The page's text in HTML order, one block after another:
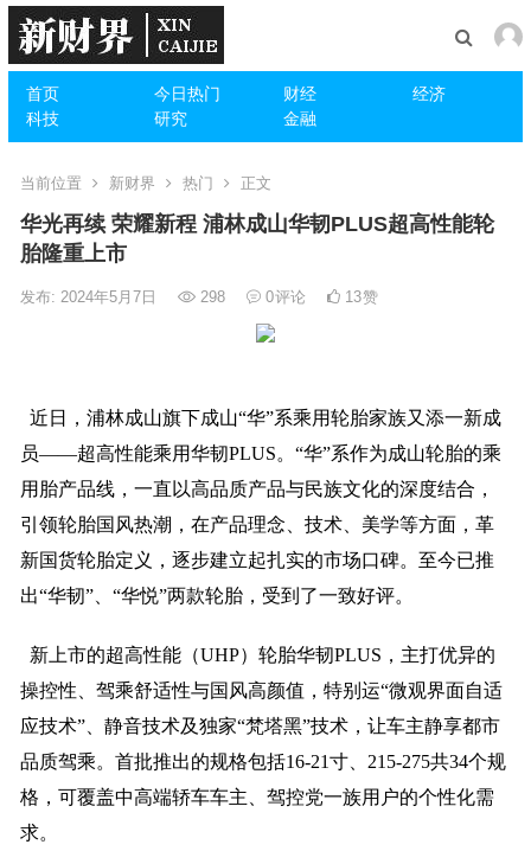
首页 今日热门 财经
经济
科技
研究 金融
当前位置 新财界 热门 正文
华光再续 荣耀新程 浦林成山华韧PLUS超高性能轮
胎隆重上市
发布: 2024年5月7日 298 0评论 13赞
近日，浦林成山旗下成山“华”系乘用轮胎家族又添一新成
员——超高性能乘用华韧PLUS。“华”系作为成山轮胎的乘
用胎产品线，一直以高品质产品与民族文化的深度结合，
引领轮胎国风热潮，在产品理念、技术、美学等方面，革
新国货轮胎定义，逐步建立起扎实的市场口碑。至今已推
出“华韧”、“华悦”两款轮胎，受到了一致好评。
新上市的超高性能（UHP）轮胎华韧PLUS，主打优异的
操控性、驾乘舒适性与国风高颜值，特别运“微观界面自适
应技术”、静音技术及独家“梵塔黑”技术，让车主静享都市
品质驾乘。首批推出的规格包括16-21寸、215-275共34个规
格，可覆盖中高端轿车车主、驾控党一族用户的个性化需
求。